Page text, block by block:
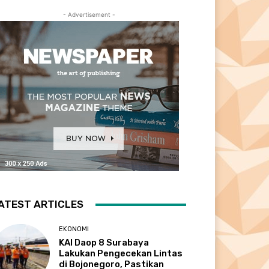
- Advertisement -
ARTICLES
EKONOMI
KAI Daop 8 Surabaya
Lakukan Pengecekan Lintas
di Bojonegoro, Pastikan